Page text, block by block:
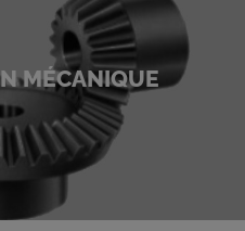
MÉCANIQUE